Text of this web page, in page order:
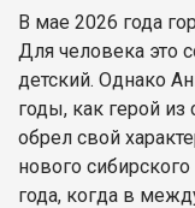
В мае 2026 года
Для человека это
детский. Однако
годы, как герой
обрел свой
нового
года, когда в